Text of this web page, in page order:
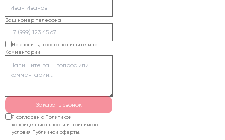
изделий, объем партии и
необходимость камеры.
После их проверки
ЧПУ24 предложит
конфигурацию,
рассчитает стоимость
и согласует доставку.
Ваш номер телефона
Не звонить, просто напишите мне
Комментарий
Заказать звонок
Я согласен с Политикой
конфиденциальности и принимаю
условия Публичной оферты.